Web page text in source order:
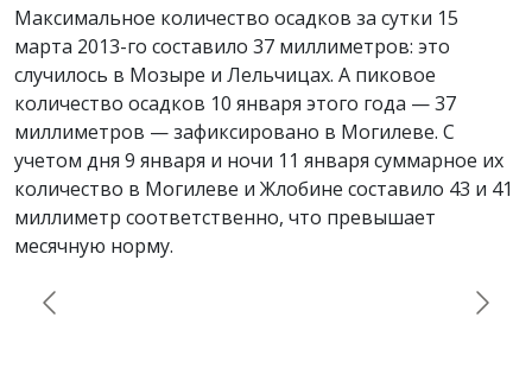
Максимальное количество осадков за сутки 15
марта 2013-го составило 37 миллиметров: это
случилось в Мозыре и Лельчицах. А пиковое
количество осадков 10 января этого года — 37
миллиметров — зафиксировано в Могилеве. С
учетом дня 9 января и ночи 11 января суммарное их
количество в Могилеве и Жлобине составило 43 и 41
миллиметр соответственно, что превышает
месячную норму.